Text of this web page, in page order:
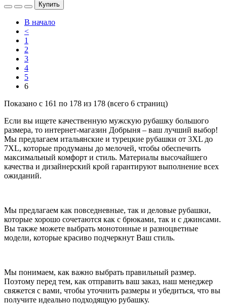
Купить
В начало
<
1
2
3
4
5
6
Показано с 161 по 178 из 178 (всего 6 страниц)
Если вы ищете качественную мужскую рубашку большого
размера, то интернет-магазин Добрыня – ваш лучший выбор!
Мы предлагаем итальянские и турецкие рубашки от 3XL до
7XL, которые продуманы до мелочей, чтобы обеспечить
максимальный комфорт и стиль. Материалы высочайшего
качества и дизайнерский крой гарантируют выполнение всех
ожиданий.
Мы предлагаем как повседневные, так и деловые рубашки,
которые хорошо сочетаются как с брюками, так и с джинсами.
Вы также можете выбрать монотонные и разноцветные
модели, которые красиво подчеркнут Ваш стиль.
Мы понимаем, как важно выбрать правильный размер.
Поэтому перед тем, как отправить ваш заказ, наш менеджер
свяжется с вами, чтобы уточнить размеры и убедиться, что вы
получите идеально подходящую рубашку.